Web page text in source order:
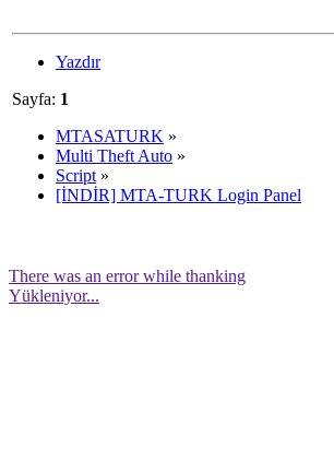
Yazdır
Sayfa: 1
MTASATURK »
Multi Theft Auto »
Script »
[İNDİR] MTA-TURK Login Panel
There was an error while thanking
Yükleniyor...